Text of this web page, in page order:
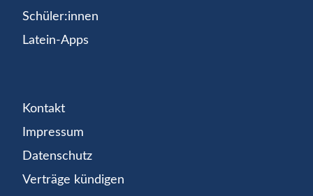
Schüler:innen
Latein-Apps
Kontakt
Impressum
Datenschutz
Verträge kündigen